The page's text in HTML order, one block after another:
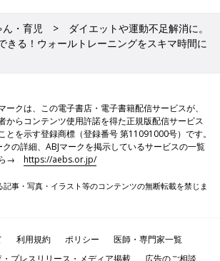
ーニングについてご紹介しました。幅広い世
ん・育児
ダイエットや運動不足解消に。
きる！ウォールトレーニングをスキマ時間に
ークは、この電子書店・電子書籍配信サービスが、
からコンテンツ使用許諾を得た正規版配信サービス
とを示す登録商標（登録番号 第11091000号）です。
クの詳細、ABJマークを掲示しているサービスの一覧
ら→https://aebs.or.jp/
事・写真・イラスト等のコンテンツの無断転載を禁じま
利用規約 ポリシー
医師・専門家一覧